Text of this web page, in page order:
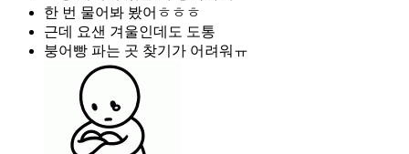
한 번 물어봐 봤어ㅎㅎㅎ
근데 요샌 겨울인데도 도통
붕어빵 파는 곳 찾기가 어려워ㅠ